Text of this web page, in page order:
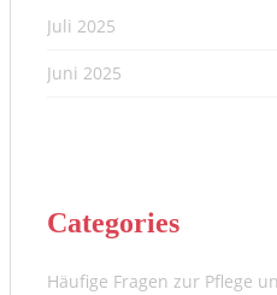
Juli 2025
Juni 2025
Categories
Häufige Fragen zur Pflege